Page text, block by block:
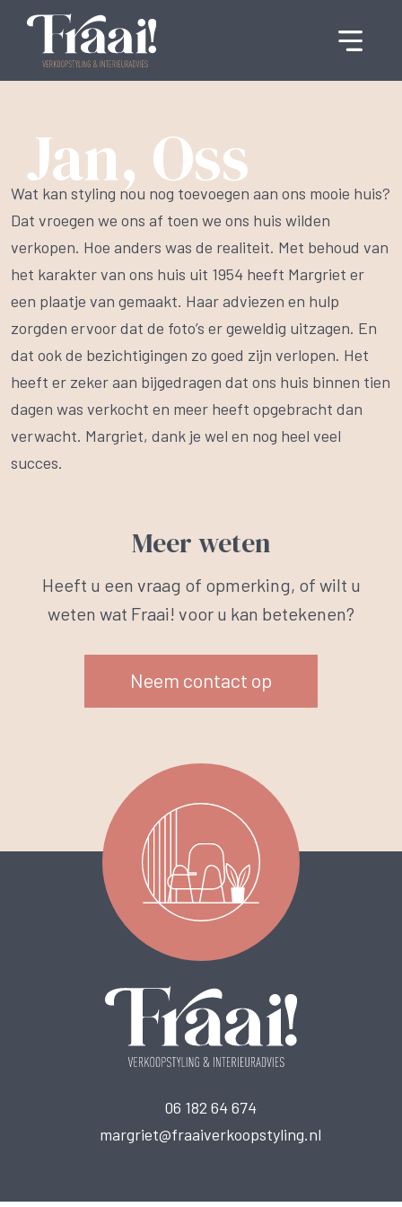
Jan, Oss
Wat kan styling nou nog toevoegen aan ons mooie huis?
Dat vroegen we ons af toen we ons huis wilden
verkopen. Hoe anders was de realiteit. Met behoud van
het karakter van ons huis uit 1954 heeft Margriet er
een plaatje van gemaakt. Haar adviezen en hulp
zorgden ervoor dat de foto’s er geweldig uitzagen. En
dat ook de bezichtigingen zo goed zijn verlopen. Het
heeft er zeker aan bijgedragen dat ons huis binnen tien
dagen was verkocht en meer heeft opgebracht dan
verwacht. Margriet, dank je wel en nog heel veel
succes.
Meer weten
Heeft u een vraag of opmerking, of wilt u
weten wat Fraai! voor u kan betekenen?
Neem contact op
06 182 64 674
margriet@fraaiverkoopstyling.nl